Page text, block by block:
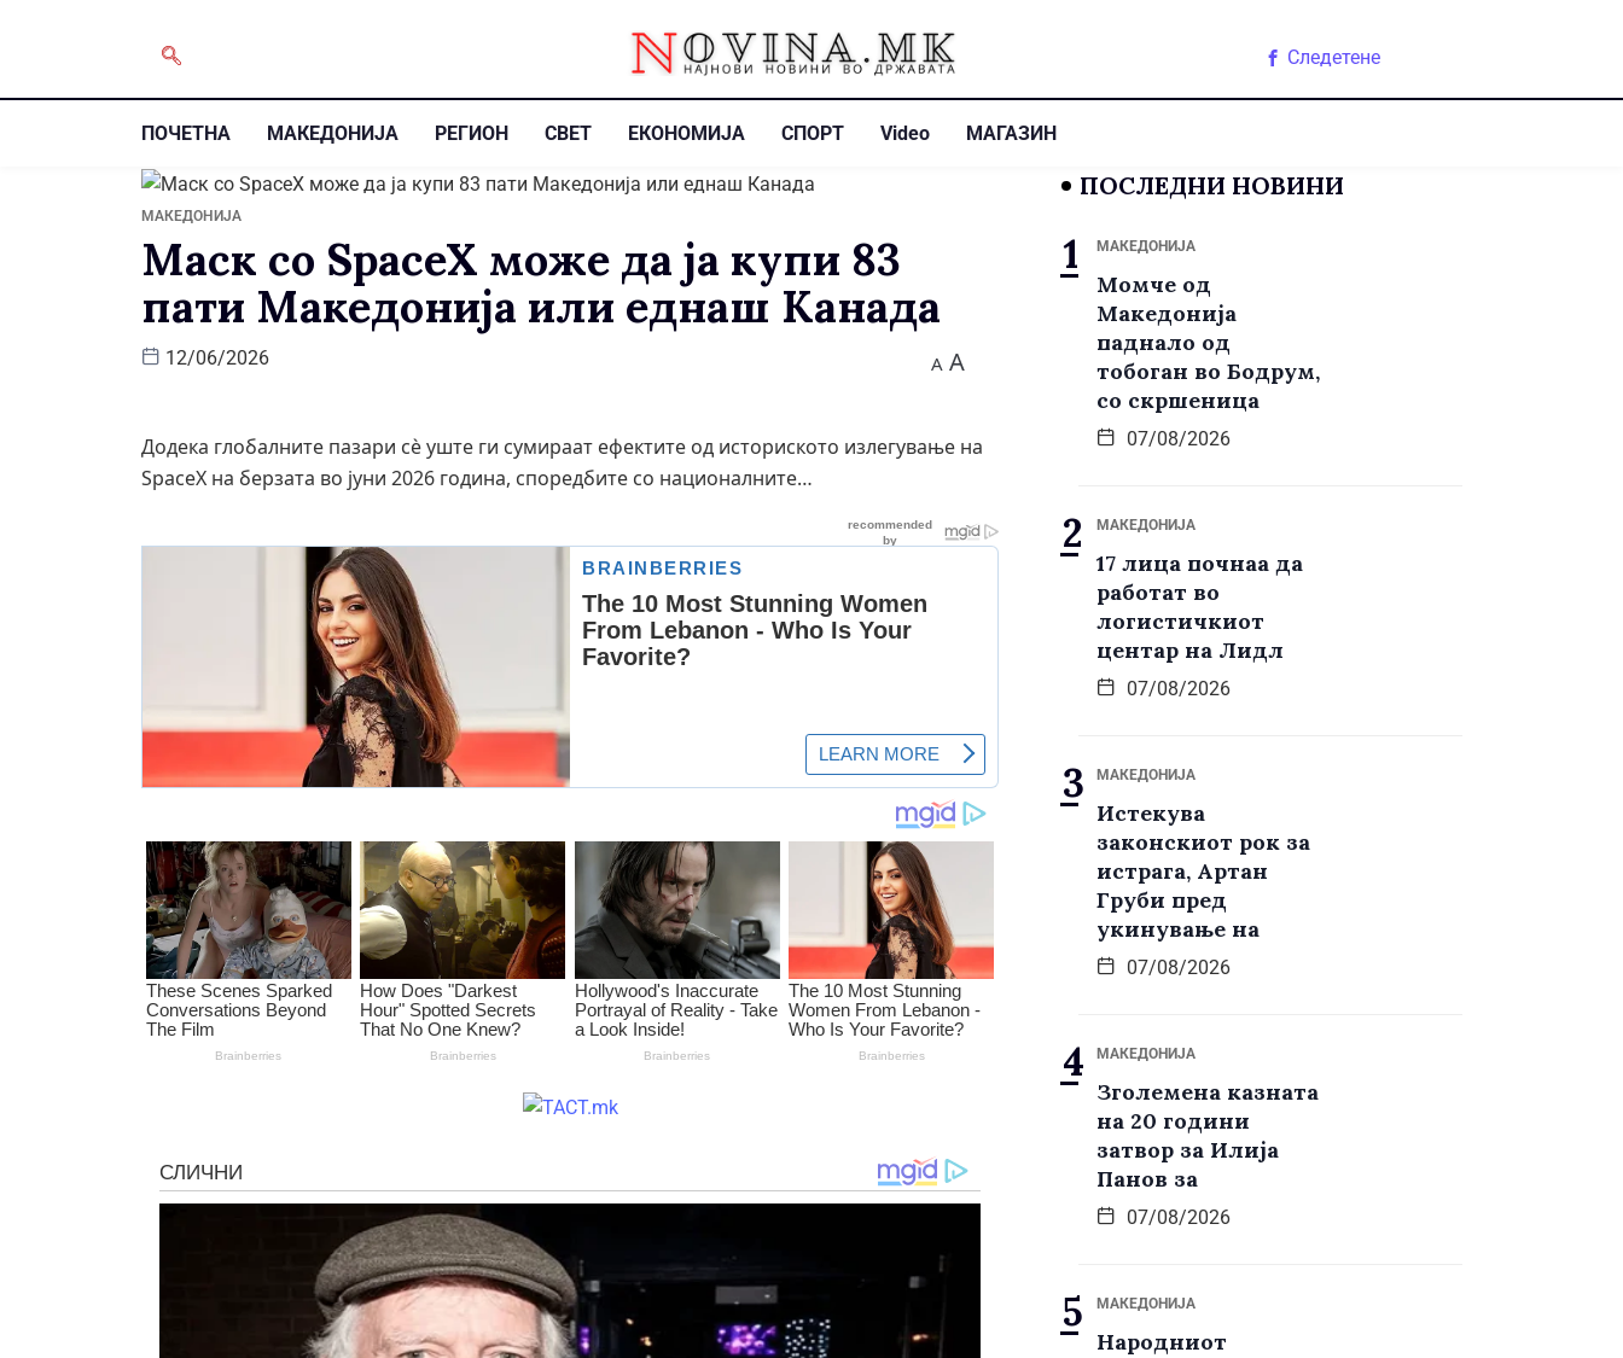
Следетене
ПОЧЕТНА МАКЕДОНИЈА РЕГИОН СВЕТ ЕКОНОМИЈА СПОРТ Video МАГАЗИН
МАКЕДОНИЈА
Маск со SpaceX може да ја купи 83
пати Македонија или еднаш Канада
12/06/2026 A A
Додека глобалните пазари сè уште ги сумираат ефектите од историското излегување на
SpaceX на берзата во јуни 2026 година, споредбите со националните…
ПОСЛЕДНИ НОВИНИ
МАКЕДОНИЈА
Момче од
Македонија
паднало од
тобоган во Бодрум,
со скршеница
07/08/2026
МАКЕДОНИЈА
17 лица почнаа да
работат во
логистичкиот
центар на Лидл
07/08/2026
МАКЕДОНИЈА
Истекува
законскиот рок за
истрага, Артан
Груби пред
укинување на
07/08/2026
МАКЕДОНИЈА
Зголемена казната
на 20 години
затвор за Илија
Панов за
07/08/2026
МАКЕДОНИЈА
Народниот